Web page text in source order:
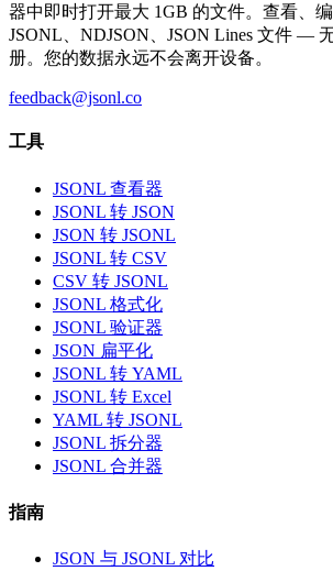
器中即时打开最大 1GB 的文件。查看、
JSONL、NDJSON、JSON Lines 文件 —
册。您的数据永远不会离开设备。
feedback@jsonl.co
工具
JSONL 查看器
JSONL 转 JSON
JSON 转 JSONL
JSONL 转 CSV
CSV 转 JSONL
JSONL 格式化
JSONL 验证器
JSON 扁平化
JSONL 转 YAML
JSONL 转 Excel
YAML 转 JSONL
JSONL 拆分器
JSONL 合并器
指南
JSON 与 JSONL 对比